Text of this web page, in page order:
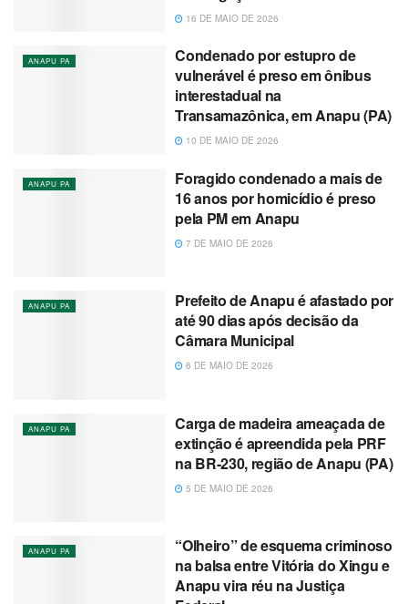
16 DE MAIO DE 2026
ANAPU PA
Condenado por estupro de
vulnerável é preso em ônibus
interestadual na
Transamazônica, em Anapu (PA)
10 DE MAIO DE 2026
ANAPU PA
Foragido condenado a mais de
16 anos por homicídio é preso
pela PM em Anapu
7 DE MAIO DE 2026
ANAPU PA
Prefeito de Anapu é afastado por
até 90 dias após decisão da
Câmara Municipal
6 DE MAIO DE 2026
ANAPU PA
Carga de madeira ameaçada de
extinção é apreendida pela PRF
na BR-230, região de Anapu (PA)
5 DE MAIO DE 2026
ANAPU PA
“Olheiro” de esquema criminoso
na balsa entre Vitória do Xingu e
Anapu vira réu na Justiça